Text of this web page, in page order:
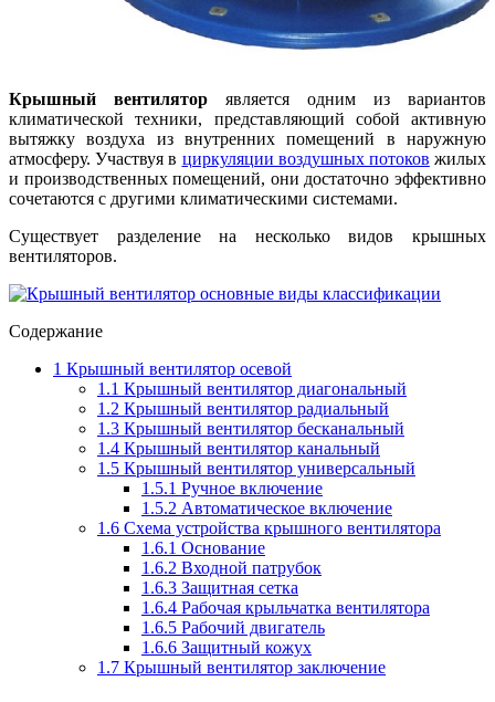
Крышный вентилятор является одним из вариантов
климатической техники, представляющий собой активную
вытяжку воздуха из внутренних помещений в наружную
атмосферу.Участвуя в циркуляции воздушных потоков жилых
и производственных помещений, они достаточно эффективно
сочетаются с другими климатическими системами.
Существует разделение на несколько видов крышных
вентиляторов.
Содержание
1 Крышный вентилятор осевой
1.1 Крышный вентилятор диагональный
1.2 Крышный вентилятор радиальный
1.3 Крышный вентилятор бесканальный
1.4 Крышный вентилятор канальный
1.5 Крышный вентилятор универсальный
1.5.1 Ручное включение
1.5.2 Автоматическое включение
1.6 Схема устройства крышного вентилятора
1.6.1 Основание
1.6.2 Входной патрубок
1.6.3 Защитная сетка
1.6.4 Рабочая крыльчатка вентилятора
1.6.5 Рабочий двигатель
1.6.6 Защитный кожух
1.7 Крышный вентилятор заключение